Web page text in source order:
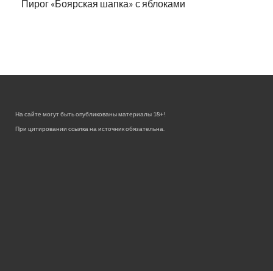
Пирог «Боярская шапка» с яблоками
На сайте могут быть опубликованы материалы 18+!
При цитировании ссылка на источник обязательна.